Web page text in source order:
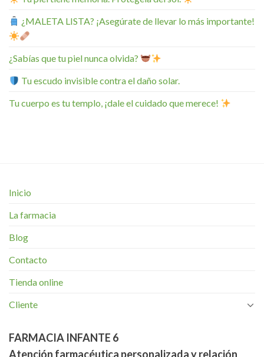
¿MALETA LISTA? ¡Asegúrate de llevar lo más importante!
¿Sabías que tu piel nunca olvida?
Tu escudo invisible contra el daño solar.
Tu cuerpo es tu templo, ¡dale el cuidado que merece!
Inicio
La farmacia
Blog
Contacto
Tienda online
Cliente
FARMACIA INFANTE 6
Atención farmacéutica personalizada y relación